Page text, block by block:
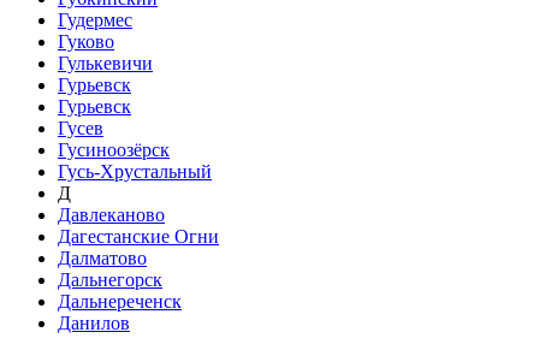
Гудермес
Гуково
Гулькевичи
Гурьевск
Гурьевск
Гусев
Гусиноозёрск
Гусь-Хрустальный
Д
Давлеканово
Дагестанские Огни
Далматово
Дальнегорск
Дальнереченск
Данилов